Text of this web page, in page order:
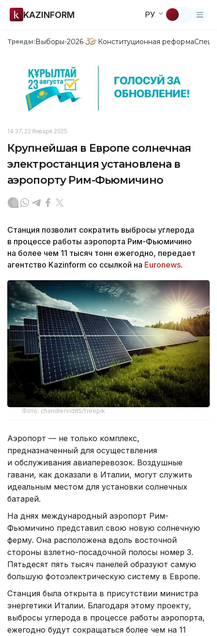
KAZINFORM РУ
Тренды:Выборы-2026 Конституционная реформа
14:37, 22 Января 2025
Крупнейшая в Европе солнечная
электростанция установлена в
аэропорту Рим-Фьюмичино
Станция позволит сократить выбросы углерода
в процессе работы аэропорта Рим-Фьюмичино
на более чем 11 тысяч тонн ежегодно, передает
агентство Kazinform со ссылкой на Euronews.
Фото: chandlervid85/freepik
Аэропорт — не только комплекс,
предназначенный для осуществления
и обслуживания авиаперевозок. Воздушные
гавани, как доказали в Италии, могут служить
идеальным местом для установки солнечных
батарей.
На днях международный аэропорт Рим-
Фьюмичино представил свою новую солнечную
ферму. Она расположена вдоль восточной
стороны взлетно-посадочной полосы номер 3.
Пятьдесят пять тысяч панелей образуют самую
большую фотоэлектрическую систему в Европе.
Станция была открыта в присутствии министра
энергетики Италии. Благодаря этому проекту,
выбросы углерода в процессе работы аэропорта,
ежегодно будут сокращаться более чем на 11